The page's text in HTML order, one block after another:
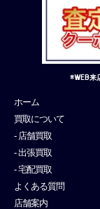
※WEB来
ホーム
買取について
- 店舗買取
- 出張買取
- 宅配買取
よくある質問
店舗案内